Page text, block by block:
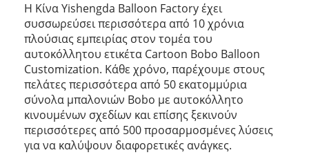
Η Κίνα Yishengda Balloon Factory έχει
συσσωρεύσει περισσότερα από 10 χρόνια
πλούσιας εμπειρίας στον τομέα του
αυτοκόλλητου ετικέτα Cartoon Bobo Balloon
Customization. Κάθε χρόνο, παρέχουμε στους
πελάτες περισσότερα από 50 εκατομμύρια
σύνολα μπαλονιών Bobo με αυτοκόλλητο
κινουμένων σχεδίων και επίσης ξεκινούν
περισσότερες από 500 προσαρμοσμένες λύσεις
για να καλύψουν διαφορετικές ανάγκες.